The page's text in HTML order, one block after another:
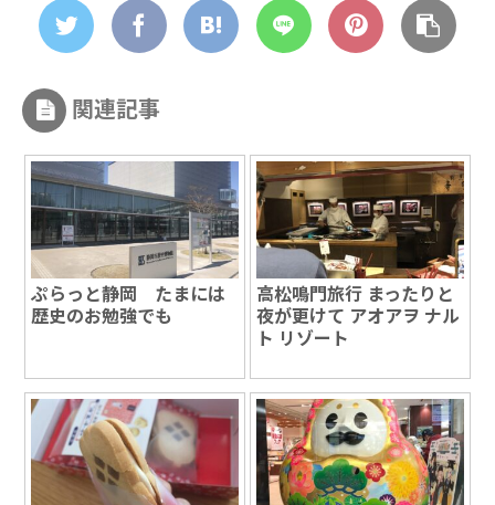
関連記事
ぷらっと静岡 たまには
歴史のお勉強でも
高松鳴門旅行 まったりと
夜が更けて アオアヲ ナル
ト リゾート